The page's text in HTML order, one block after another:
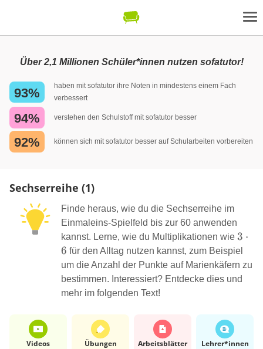
Über 2,1 Millionen Schüler*innen nutzen sofatutor!
93%
haben mit sofatutor ihre Noten in mindestens einem Fach
verbessert
94% verstehen den Schulstoff mit sofatutor besser
92% können sich mit sofatutor besser auf Schularbeiten vorbereiten
Sechserreihe (1)
Finde heraus, wie du die Sechserreihe im
Einmaleins-Spielfeld bis zur 60 anwenden
kannst. Lerne, wie du Multiplikationen wie 3 ⋅
6 für den Alltag nutzen kannst, zum Beispiel
um die Anzahl der Punkte auf Marienkäfern zu
bestimmen. Interessiert? Entdecke dies und
mehr im folgenden Text!
Videos Übungen Arbeits­blätter Lehrer*​innen